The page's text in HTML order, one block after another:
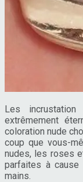
Les
extrêmement
coloration nude
coup que vous-
nudes, les roses
parfaites à
mains.